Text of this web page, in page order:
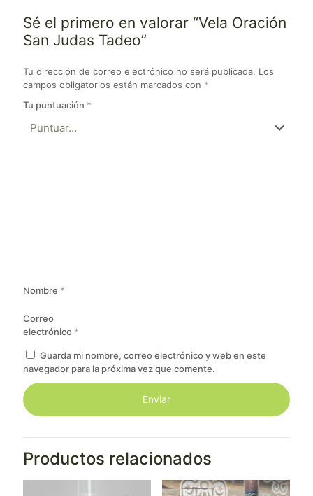
Sé el primero en valorar “Vela Oración
San Judas Tadeo”
Tu dirección de correo electrónico no será publicada. Los
campos obligatorios están marcados con *
Tu puntuación *
Nombre *
Correo
electrónico *
Guarda mi nombre, correo electrónico y web en este
navegador para la próxima vez que comente.
Productos relacionados